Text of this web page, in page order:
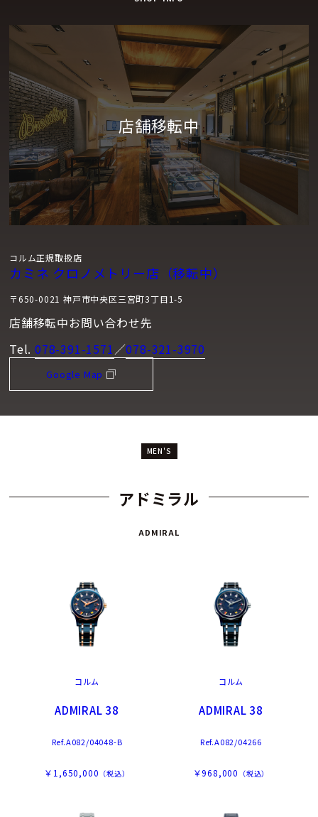
コルム正規取扱店
カミネ クロノメトリー店（移転中）
〒650-0021 神戸市中央区三宮町3丁目1-5
店舗移転中お問い合わせ先
Tel. 078-391-1571／078-321-3970
Google Map
MEN'S
アドミラル
ADMIRAL
コルム
ADMIRAL 38
Ref.A082/04048-B
￥1,650,000 （税込）
コルム
ADMIRAL 38
Ref.A082/04266
￥968,000 （税込）